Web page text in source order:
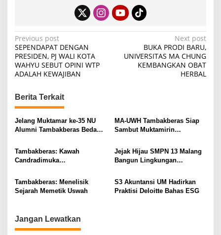
P
o
s
n
a
v
g
a
t
i
n
Previous post
SEPENDAPAT DENGAN
PRESIDEN, PJ WALI KOTA
WAHYU SEBUT OPINI WTP
ADALAH KEWAJIBAN
Next post
BUKA PRODI BARU,
UNIVERSITAS MA CHUNG
KEMBANGKAN OBAT
HERBAL
Berita Terkait
Jelang Muktamar ke-35 NU
Alumni Tambakberas Bedah
MA-UWH Tambakberas Siap
Sambut Muktamirin
Tambakberas: Kawah
Candradimuka
Ulama
Jejak Hijau SMPN 13 Malang
Bangun Lingkungan
Tambakberas: Menelisik
Sejarah Memetik Uswah
S3 Akuntansi UM Hadirkan
Praktisi Deloitte Bahas ESG
Jangan Lewatkan